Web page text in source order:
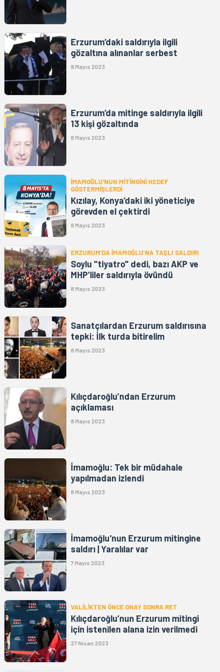
Erzurum’daki saldırıyla ilgili
gözaltına alınanlar serbest
9 Mayıs 2023
Erzurum’da mitinge saldırıyla ilgili
13 kişi gözaltında
8 Mayıs 2023
İMAMOĞLU'NUN MİTİNGİNİ HEDEF
GÖSTERMİŞLERDİ
Kızılay, Konya’daki iki yöneticiye
görevden el çektirdi
8 Mayıs 2023
ERZURUM’DA İMAMOĞLU’NA TAŞLI SALDIRI
Soylu "tiyatro" dedi, bazı AKP ve
MHP’liler saldırıyla övündü
8 Mayıs 2023
Sanatçılardan Erzurum saldırısına
tepki: İlk turda bitirelim
8 Mayıs 2023
Kılıçdaroğlu’ndan Erzurum
açıklaması
8 Mayıs 2023
İmamoğlu: Tek bir müdahale
yapılmadan izlendi
8 Mayıs 2023
İmamoğlu'nun Erzurum mitingine
saldırı | Yaralılar var
7 Mayıs 2023
VALİLİKTEN ÖNCE ONAY SONRA RET
Kılıçdaroğlu’nun Erzurum mitingi
için istenilen alana izin verilmedi
27 Nisan 2023